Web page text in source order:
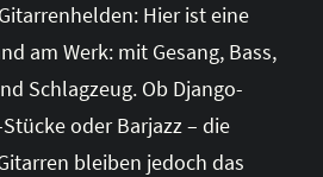
Hier ist eine
am Werk: mit Gesang, Bass,
Schlagzeug. Ob Django-
oder Barjazz – die
bleiben jedoch das